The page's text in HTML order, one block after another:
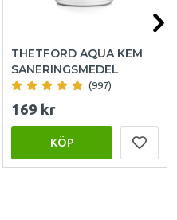
THETFORD AQUA KEM
SANERINGSMEDEL
(997)
169 kr
KÖP